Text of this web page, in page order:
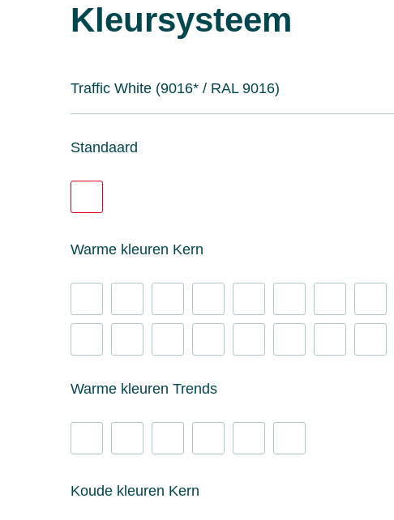
Kleursysteem
Traffic White (9016* / RAL 9016)
Standaard
Warme kleuren Kern
Warme kleuren Trends
Koude kleuren Kern